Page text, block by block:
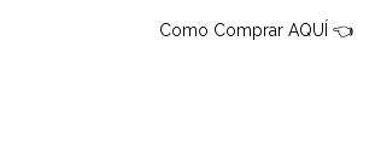
Como Comprar AQUÍ 👈